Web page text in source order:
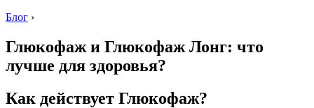
Блог ›
Глюкофаж и Глюкофаж Лонг: что
лучше для здоровья?
Как действует Глюкофаж?